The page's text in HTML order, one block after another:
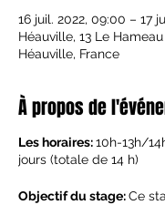
16 juil. 2022, 09:00 – 17
Héauville, 13 Le
Héauville, France
À propos de
Les horaires:10h-13h/
jours (totale de 14 h)
Objectif du stage:Ce